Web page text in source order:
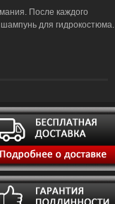
После каждого
для гидрокостюма.